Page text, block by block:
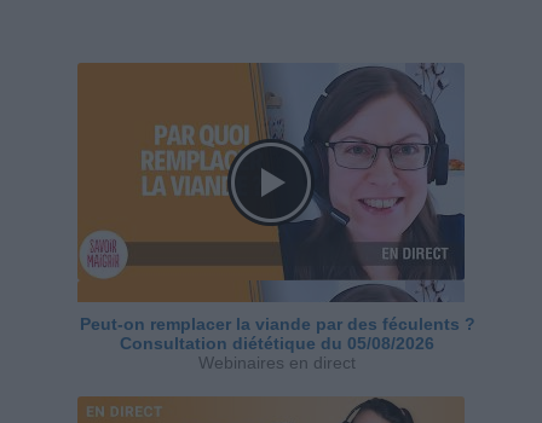
Peut-on remplacer la viande par des féculents ?
Consultation diététique du 05/08/2026
Webinaires en direct